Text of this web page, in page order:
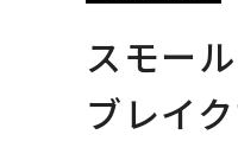
スモー
ブレイ